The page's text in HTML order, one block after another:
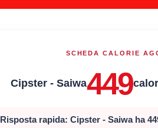
SCHEDA CALORIE
Cipster - Saiwa449
Risposta rapida: Cipster - Saiwa ha